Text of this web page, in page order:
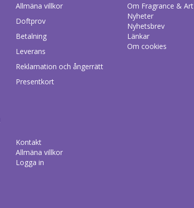
Allmäna villkor
Doftprov
Betalning
Leverans
Reklamation och ångerrätt
Presentkort
Kontakt
Allmäna villkor
Logga in
Om Fragrance & Art
Nyheter
Nyhetsbrev
Länkar
Om cookies